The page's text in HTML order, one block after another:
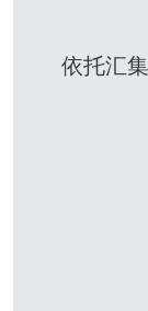
依托汇